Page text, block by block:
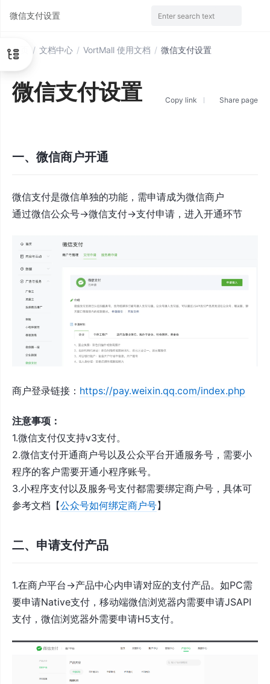
首页 / 文档中心 / VortMall 使用文档 / 微信支付设置
微信支付设置 Copy link Share page
一、微信商户开通
微信支付是微信单独的功能，需申请成为微信商户
通过微信公众号->微信支付->支付申请，进入开通环节
商户登录链接： https://pay.weixin.qq.com/index.php
注意事项：
1.微信支付仅支持v3支付。
2.微信支付开通商户号以及公众平台开通服务号，需要小
程序的客户需要开通小程序账号。
3.小程序支付以及服务号支付都需要绑定商户号，具体可
参考文档【公众号如何绑定商户号】
二、申请支付产品
1.在商户平台->产品中心内申请对应的支付产品。如PC需
要申请Native支付，移动端微信浏览器内需要申请JSAPI
支付，微信浏览器外需要申请H5支付。
微信支付设置 Enter search text